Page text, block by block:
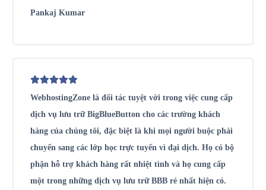
Pankaj Kumar
WebhostingZone là đối tác tuyệt vời trong việc cung cấp
dịch vụ lưu trữ BigBlueButton cho các trường khách
hàng của chúng tôi, đặc biệt là khi mọi người buộc phải
chuyển sang các lớp học trực tuyến vì đại dịch. Họ có bộ
phận hỗ trợ khách hàng rất nhiệt tình và họ cung cấp
một trong những dịch vụ lưu trữ BBB rẻ nhất hiện có.